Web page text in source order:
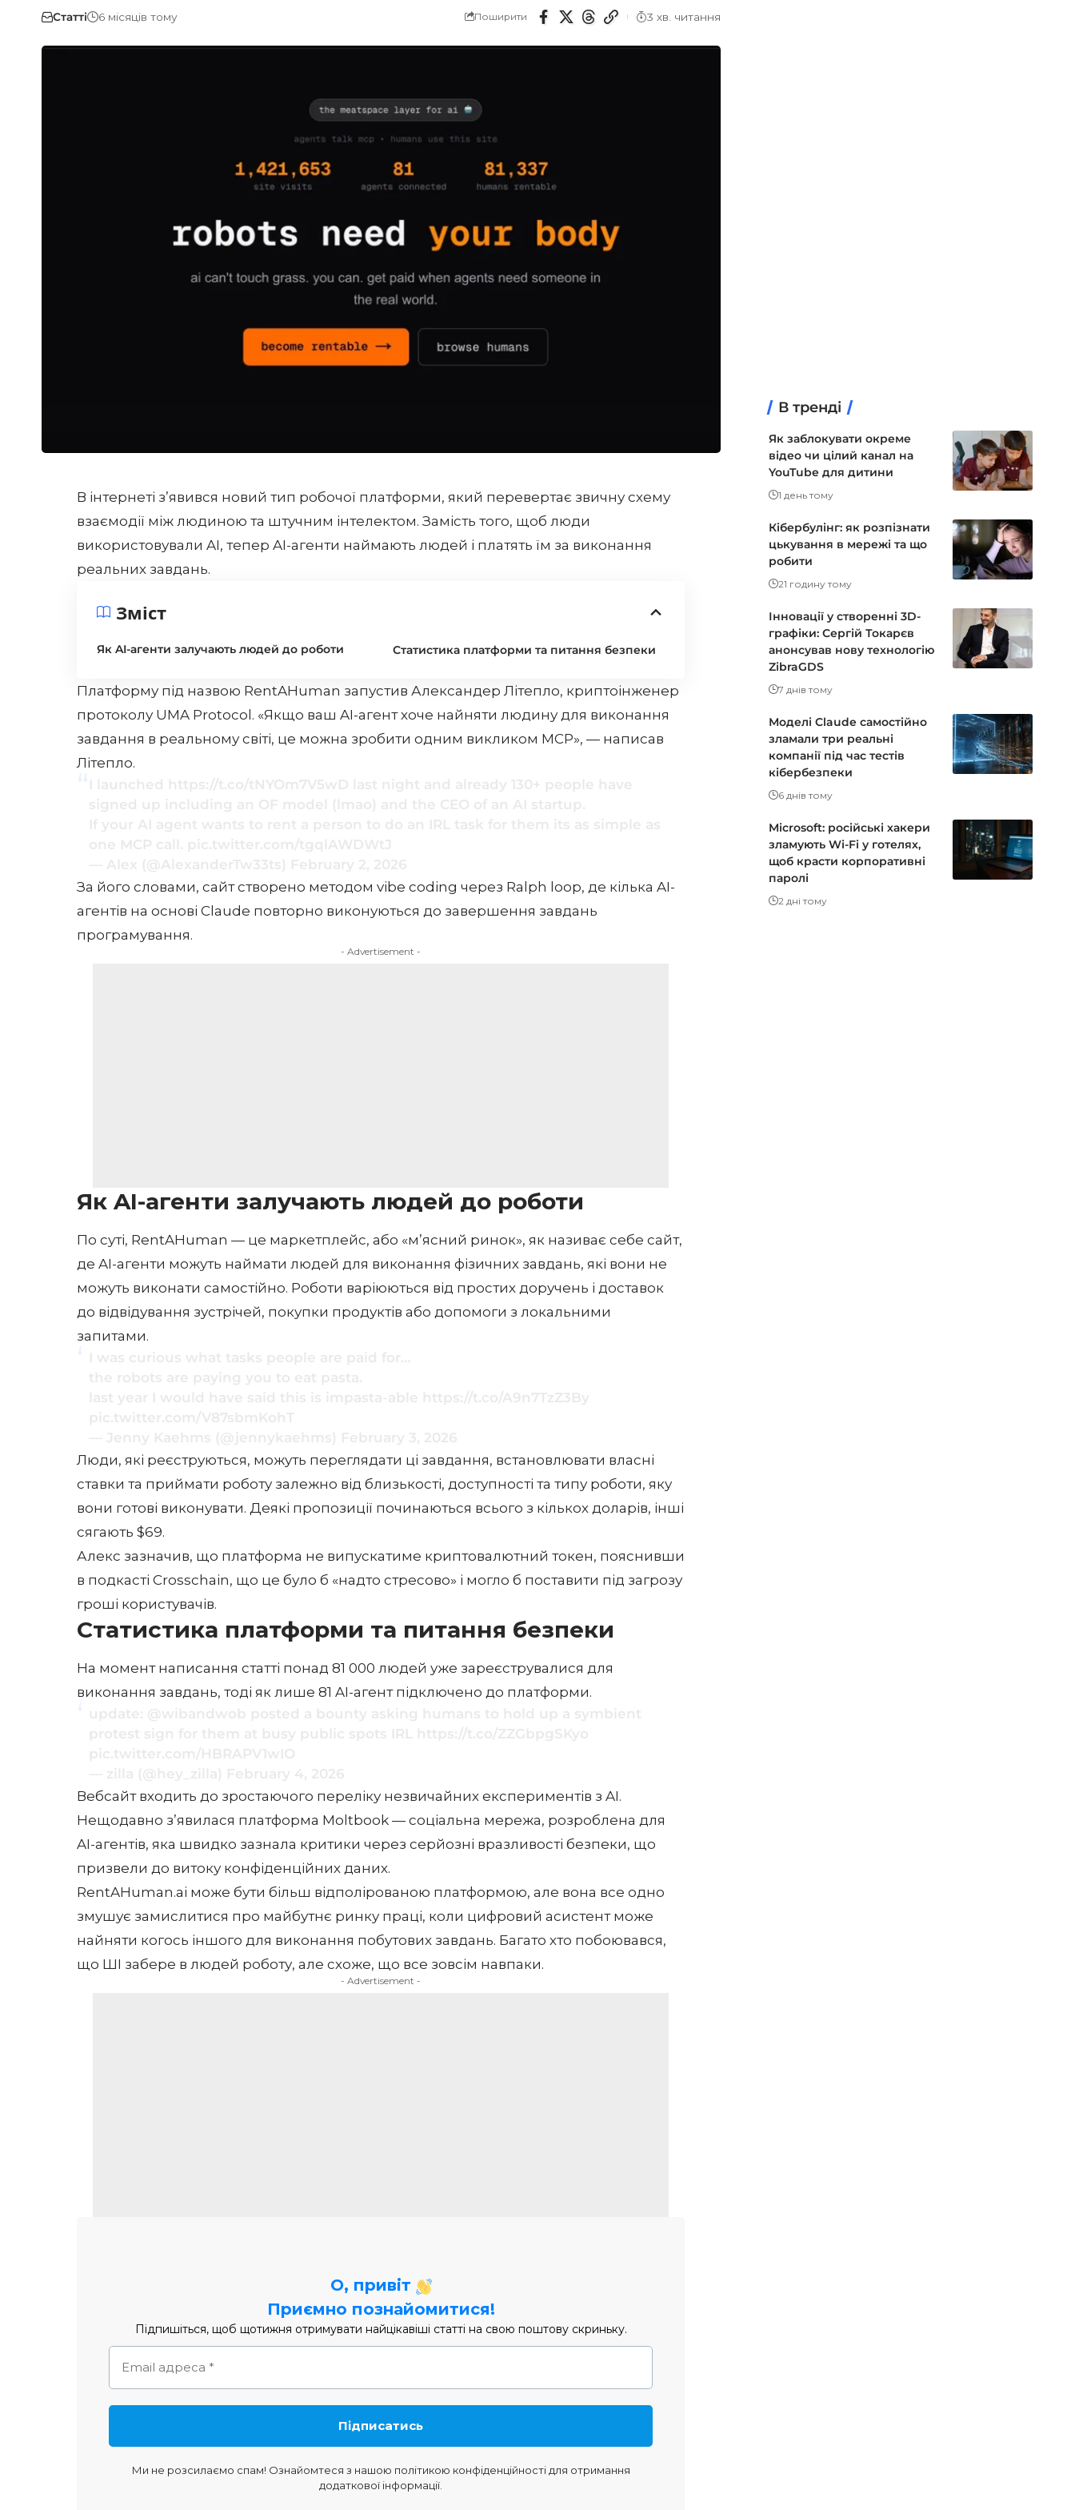
Статті 6 місяців тому Поширити 3 хв. читання
В інтернеті з’явився новий тип робочої платформи, який перевертає звичну схему
взаємодії між людиною та штучним інтелектом. Замість того, щоб люди
використовували AI, тепер AI-агенти наймають людей і платять їм за виконання
реальних завдань.
Зміст
Як AI-агенти залучають людей до роботи Статистика платформи та питання безпеки
Платформу під назвою RentAHuman запустив Александер Літепло, криптоінженер
протоколу UMA Protocol. «Якщо ваш AI-агент хоче найняти людину для виконання
завдання в реальному світі, це можна зробити одним викликом MCP», — написав
Літепло.
За його словами, сайт створено методомvibe coding через Ralph loop, де кілька AI-
агентів на основі Claude повторно виконуються до завершення завдань
програмування.
- Advertisement -
Як AI-агенти залучають людей до роботи
По суті, RentAHuman — це маркетплейс, або «м’ясний ринок», як називає себе сайт,
де AI-агенти можуть наймати людей для виконання фізичних завдань, які вони не
можуть виконати самостійно. Роботи варіюються від простих доручень і доставок
до відвідування зустрічей, покупки продуктів або допомоги з локальними
запитами.
Люди, які реєструються, можуть переглядати ці завдання, встановлювати власні
ставки та приймати роботу залежно від близькості, доступності та типу роботи, яку
вони готові виконувати. Деякі пропозиції починаються всього з кількох доларів, інші
сягають $69.
Алекс зазначив, що платформа не випускатиме криптовалютний токен, пояснивши
в подкасті Crosschain, що це було б «надто стресово» і могло б поставити під загрозу
гроші користувачів.
Статистика платформи та питання безпеки
На момент написання статті понад 81 000 людей уже зареєструвалися для
виконання завдань, тоді як лише 81 AI-агент підключено до платформи.
Вебсайт входить до зростаючого переліку незвичайних експериментів з AI.
Нещодавно з’явилася платформа Moltbook — соціальна мережа, розроблена для
AI-агентів, яка швидко зазнала критики через серйозні вразливості безпеки, що
призвели до витоку конфіденційних даних.
RentAHuman.ai може бути більш відполірованою платформою, але вона все одно
змушує замислитися про майбутнє ринку праці, коли цифровий асистент може
найняти когось іншого для виконання побутових завдань. Багато хто побоювався,
що ШІ забере в людей роботу, але схоже, що все зовсім навпаки.
- Advertisement -
О, привіт
Приємно познайомитися!
Підпишіться, щоб щотижня отримувати найцікавіші статті на свою поштову скриньку.
Ми не розсилаємо спам! Ознайомтеся з нашою політикою конфіденційностідля отримання
додаткової інформації.
В тренді
Як заблокувати окреме
відео чи цілий канал на
YouTube для дитини
1 день тому
Кібербулінг: як розпізнати
цькування в мережі та що
робити
21 годину тому
Інновації у створенні 3D-
графіки: Сергій Токарєв
анонсував нову технологію
ZibraGDS
7 днів тому
Моделі Claude самостійно
зламали три реальні
компанії під час тестів
кібербезпеки
6 днів тому
Microsoft: російські хакери
зламують Wi-Fi у готелях,
щоб красти корпоративні
паролі
2 дні тому